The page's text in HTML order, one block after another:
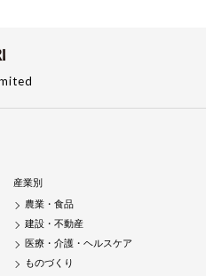
産業別
農業・食品
建設・不動産
医療・介護・ヘルスケア
ものづくり